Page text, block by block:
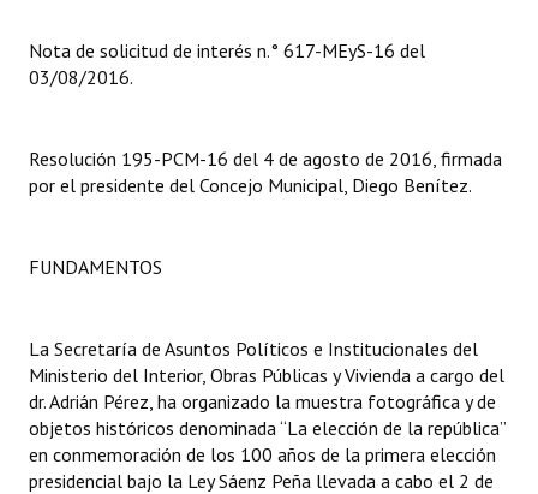
Informes de Gestión
Dictámenes Asesoría Letrada
Informes de Unidad Coordinadora
Actas de Audiencias Públicas
NORMATIVA
Comunicaciones
Nota de solicitud de interés n.° 617-MEyS-16 del
03/08/2016.
Resolución 195-PCM-16 del 4 de agosto de 2016, firmada
por el presidente del Concejo Municipal, Diego Benítez.
FUNDAMENTOS
La Secretaría de Asuntos Políticos e Institucionales del
Ministerio del Interior, Obras Públicas y Vivienda a cargo del
dr. Adrián Pérez, ha organizado la muestra fotográfica y de
objetos históricos denominada “La elección de la república”
en conmemoración de los 100 años de la primera elección
presidencial bajo la Ley Sáenz Peña llevada a cabo el 2 de